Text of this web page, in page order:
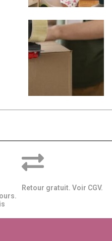
Retour gratuit. Voir CGV.